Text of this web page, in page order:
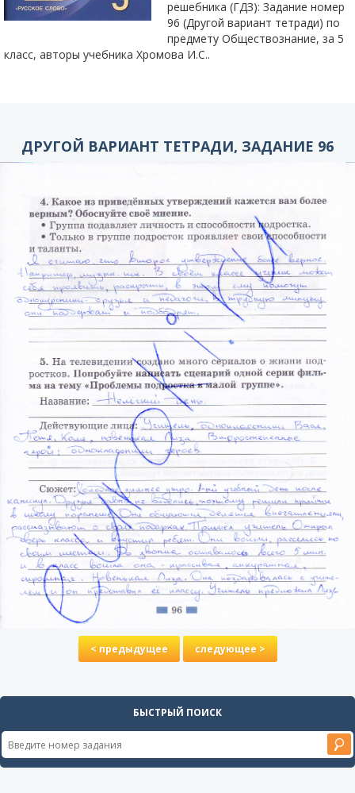
решебника (ГДЗ): Задание номер
96 (Другой вариант тетради) по
предмету Обществознание, за 5
класс, авторы учебника Хромова И.С..
ДРУГОЙ ВАРИАНТ ТЕТРАДИ, ЗАДАНИЕ 96
< предыдущее следующее >
БЫСТРЫЙ ПОИСК